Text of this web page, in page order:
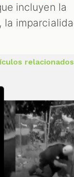
incluyen la
la
relacionados